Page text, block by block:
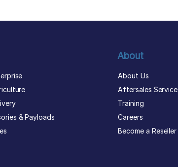
& Payloads
About
About Us
Aftersales Service
Training
Careers
Become a Reseller